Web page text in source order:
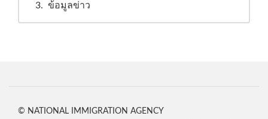
3 ข้อมูลข่าว
© NATIONAL IMMIGRATION AGENCY